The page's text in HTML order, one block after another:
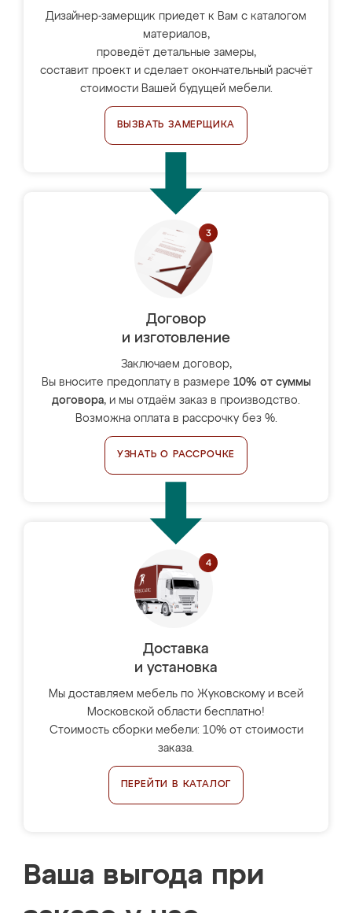
Дизайнер-замерщик приедет к Вам с каталогом
материалов,
проведёт детальные замеры,
составит проект и сделает окончательный расчёт
стоимости Вашей будущей мебели.
ВЫЗВАТЬ ЗАМЕРЩИКА
Договор
и изготовление
Заключаем договор,
Вы вносите предоплату в размере 10% от суммы
договора, и мы отдаём заказ в производство.
Возможна оплата в рассрочку без %.
УЗНАТЬ О РАССРОЧКЕ
Доставка
и установка
Мы доставляем мебель по Жуковскому и всей
Московской области бесплатно!
Стоимость сборки мебели: 10% от стоимости
заказа.
ПЕРЕЙТИ В КАТАЛОГ
Ваша выгода при